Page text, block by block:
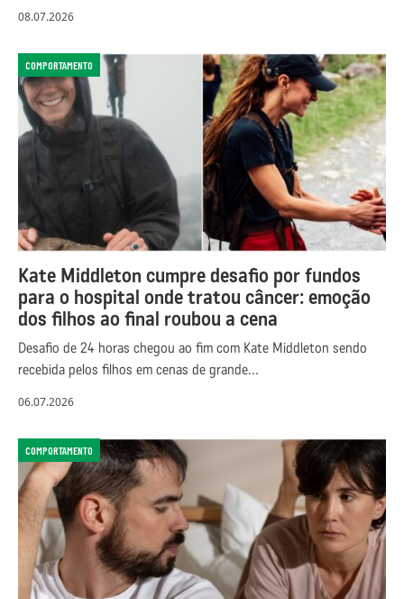
08.07.2026
COMPORTAMENTO
Kate Middleton cumpre desafio por fundos
para o hospital onde tratou câncer: emoção
dos filhos ao final roubou a cena
Desafio de 24 horas chegou ao fim com Kate Middleton sendo
recebida pelos filhos em cenas de grande…
06.07.2026
COMPORTAMENTO